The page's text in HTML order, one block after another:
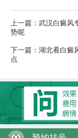
上一篇： 武汉白癜风
势呢
下一篇： 湖北看白癜
点